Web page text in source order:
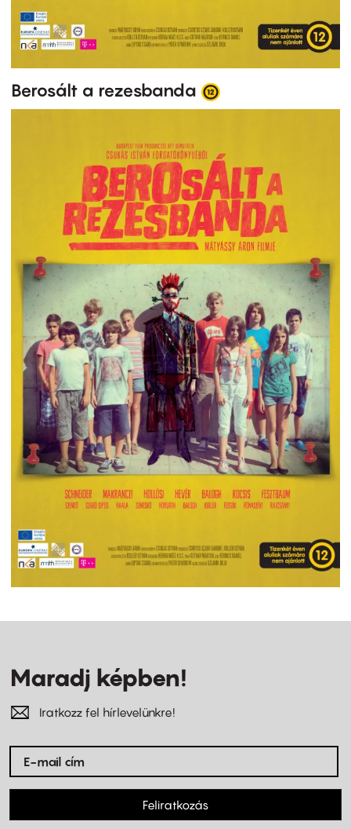
Berosált a rezesbanda
Maradj képben!
Iratkozz fel hírlevelünkre!
Feliratkozás